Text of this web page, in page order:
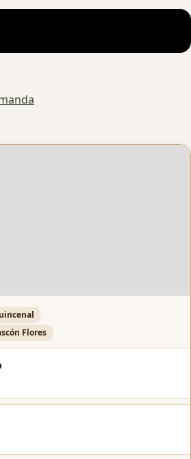
Flores